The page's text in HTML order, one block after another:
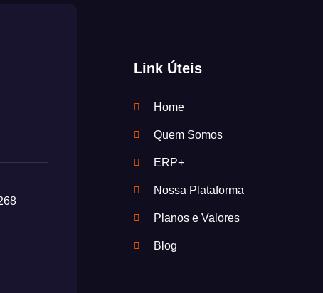
Link Úteis
Home
Quem Somos
ERP+
Nossa Plataforma
Planos e Valores
Blog